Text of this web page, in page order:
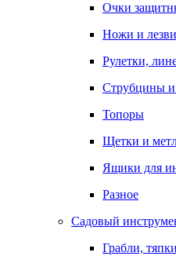
Очки
Ножи и
Рулетки,
Струбцины
Топоры
Щетки и
Ящики для
Разное
Садовый
Грабли,